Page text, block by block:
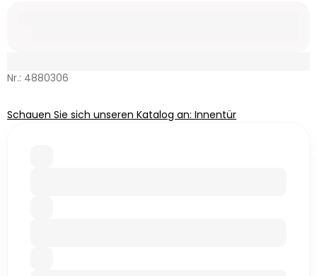
Nr.: 4880306
Schauen Sie sich unseren Katalog an: Innentür